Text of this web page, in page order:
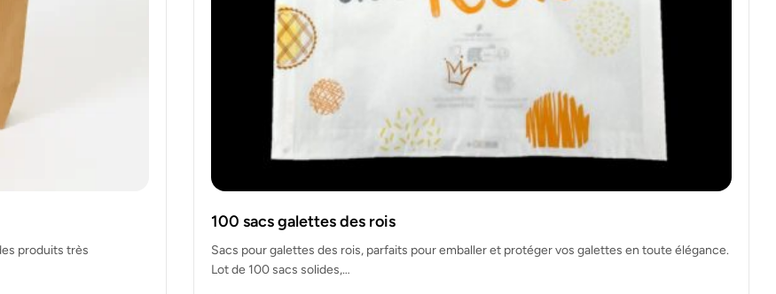
produits très
100 sacs galettes des rois
Sacs pour galettes des rois, parfaits pour emballer et protéger vos galettes en toute élégance.
Lot de 100 sacs solides,…